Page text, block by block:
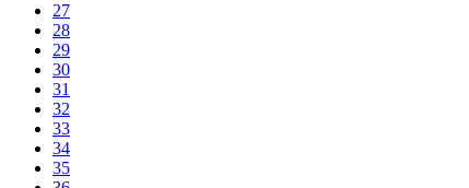
27
28
29
30
31
32
33
34
35